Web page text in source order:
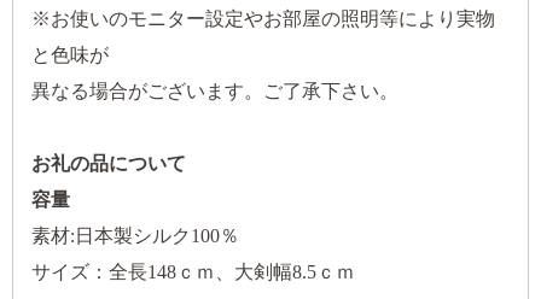
※お使いのモニター設定やお部屋の照明等により実物
と色味が
異なる場合がございます。ご了承下さい。
お礼の品について
容量
素材:日本製シルク100％
サイズ：全長148ｃｍ、大剣幅8.5ｃｍ